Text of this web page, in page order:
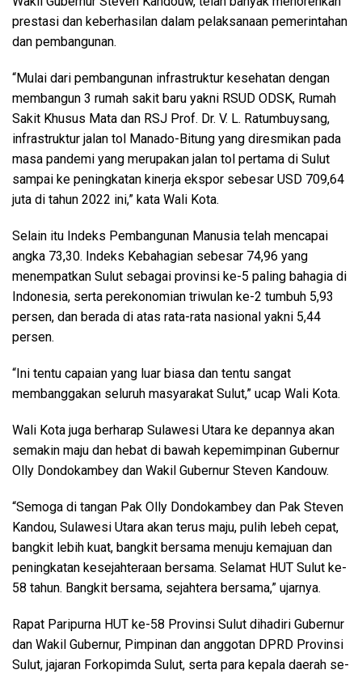
prestasi dan keberhasilan dalam pelaksanaan pemerintahan
dan pembangunan.
“Mulai dari pembangunan infrastruktur kesehatan dengan
membangun 3 rumah sakit baru yakni RSUD ODSK, Rumah
Sakit Khusus Mata dan RSJ Prof. Dr. V. L. Ratumbuysang,
infrastruktur jalan tol Manado-Bitung yang diresmikan pada
masa pandemi yang merupakan jalan tol pertama di Sulut
sampai ke peningkatan kinerja ekspor sebesar USD 709,64
juta di tahun 2022 ini,” kata Wali Kota.
Selain itu Indeks Pembangunan Manusia telah mencapai
angka 73,30. Indeks Kebahagian sebesar 74,96 yang
menempatkan Sulut sebagai provinsi ke-5 paling bahagia di
Indonesia, serta perekonomian triwulan ke-2 tumbuh 5,93
persen, dan berada di atas rata-rata nasional yakni 5,44
persen.
“Ini tentu capaian yang luar biasa dan tentu sangat
membanggakan seluruh masyarakat Sulut,” ucap Wali Kota.
Wali Kota juga berharap Sulawesi Utara ke depannya akan
semakin maju dan hebat di bawah kepemimpinan Gubernur
Olly Dondokambey dan Wakil Gubernur Steven Kandouw.
“Semoga di tangan Pak Olly Dondokambey dan Pak Steven
Kandou, Sulawesi Utara akan terus maju, pulih lebeh cepat,
bangkit lebih kuat, bangkit bersama menuju kemajuan dan
peningkatan kesejahteraan bersama. Selamat HUT Sulut ke-
58 tahun. Bangkit bersama, sejahtera bersama,” ujarnya.
Rapat Paripurna HUT ke-58 Provinsi Sulut dihadiri Gubernur
dan Wakil Gubernur, Pimpinan dan anggotan DPRD Provinsi
Sulut, jajaran Forkopimda Sulut, serta para kepala daerah se-